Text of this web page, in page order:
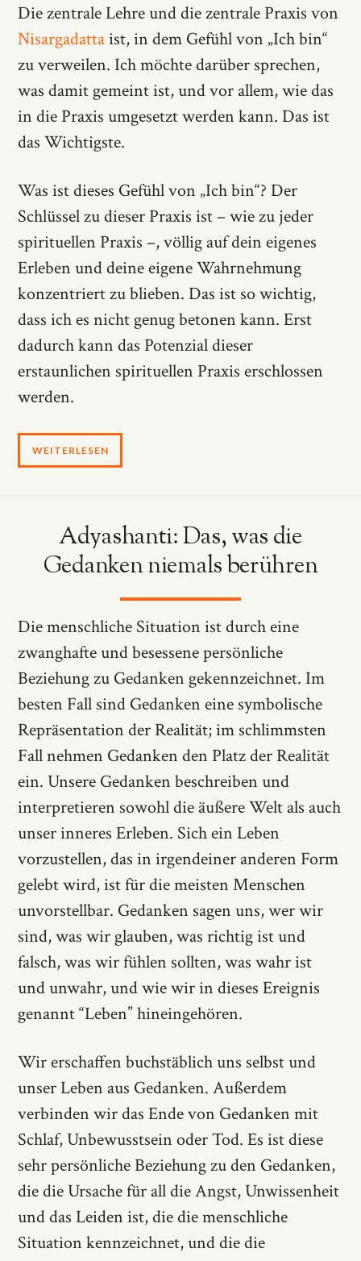
Die zentrale Lehre und die zentrale Praxis von
Nisargadattaist, in dem Gefühl von „Ich bin“
zu verweilen. Ich möchte darüber sprechen,
was damit gemeint ist, und vor allem, wie das
in die Praxis umgesetzt werden kann. Das ist
das Wichtigste.
Was ist dieses Gefühl von „Ich bin“? Der
Schlüssel zu dieser Praxis ist – wie zu jeder
spirituellen Praxis –, völlig auf dein eigenes
Erleben und deine eigene Wahrnehmung
konzentriert zu blieben. Das ist so wichtig,
dass ich es nicht genug betonen kann. Erst
dadurch kann das Potenzial dieser
erstaunlichen spirituellen Praxis erschlossen
werden.
WEITERLESEN
Adyashanti: Das, was die
Gedanken niemals berühren
Die menschliche Situation ist durch eine
zwanghafte und besessene persönliche
Beziehung zu Gedanken gekennzeichnet. Im
besten Fall sind Gedanken eine symbolische
Repräsentation der Realität; im schlimmsten
Fall nehmen Gedanken den Platz der Realität
ein. Unsere Gedanken beschreiben und
interpretieren sowohl die äußere Welt als auch
unser inneres Erleben. Sich ein Leben
vorzustellen, das in irgendeiner anderen Form
gelebt wird, ist für die meisten Menschen
unvorstellbar. Gedanken sagen uns, wer wir
sind, was wir glauben, was richtig ist und
falsch, was wir fühlen sollten, was wahr ist
und unwahr, und wie wir in dieses Ereignis
genannt “Leben” hineingehören.
Wir erschaffen buchstäblich uns selbst und
unser Leben aus Gedanken. Außerdem
verbinden wir das Ende von Gedanken mit
Schlaf, Unbewusstsein oder Tod. Es ist diese
sehr persönliche Beziehung zu den Gedanken,
die die Ursache für all die Angst, Unwissenheit
und das Leiden ist, die die menschliche
Situation kennzeichnet, und die die